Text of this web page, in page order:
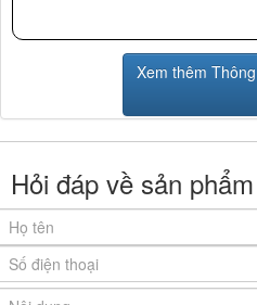
Xem thêm
Hỏi đáp về sản